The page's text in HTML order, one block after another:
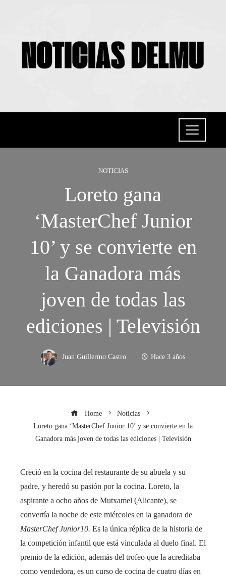
NOTICIAS
Loreto gana
‘MasterChef Junior
10’ y se convierte en
la Ganadora más
joven de todas las
ediciones | Televisión
Juan Guillermo Castro Hace 3 años
Home
Noticias
Loreto gana ‘MasterChef Junior 10’ y se convierte en la
Ganadora más joven de todas las ediciones | Televisión
Creció en la cocina del restaurante de su abuela y su
padre, y heredó su pasión por la cocina. Loreto, la
aspirante a ocho años de Mutxamel (Alicante), se
convertía la noche de este miércoles en la ganadora de
MasterChef Junior10. Es la única réplica de la historia de
la competición infantil que está vinculada al duelo final. El
premio de la edición, además del trofeo que la acreditaba
como vendedora, es un curso de cocina de cuatro días en